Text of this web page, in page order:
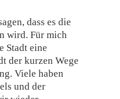
dass es die
wird. Für mich
Stadt eine
der kurzen Wege
Viele haben
und der